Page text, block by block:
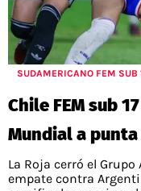
SUDAMERICANO FEM SUB
Chile FEM sub
Mundial a
La Roja cerró el
empate contra